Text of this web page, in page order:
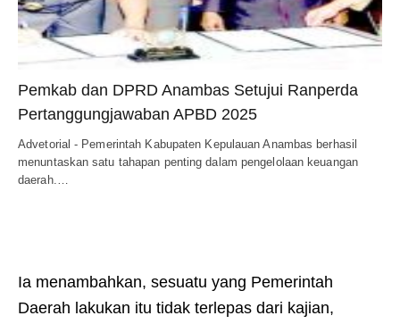
Pemkab dan DPRD Anambas Setujui Ranperda
Pertanggungjawaban APBD 2025
Advetorial - Pemerintah Kabupaten Kepulauan Anambas berhasil
menuntaskan satu tahapan penting dalam pengelolaan keuangan
daerah.…
Ia menambahkan, sesuatu yang Pemerintah
Daerah lakukan itu tidak terlepas dari kajian,